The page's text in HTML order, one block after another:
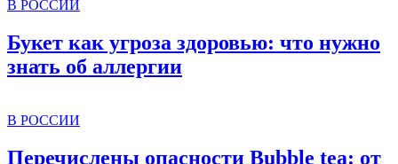
В РОССИИ
Букет как угроза здоровью: что нужно
знать об аллергии
В РОССИИ
Перечислены опасности Bubble tea: от